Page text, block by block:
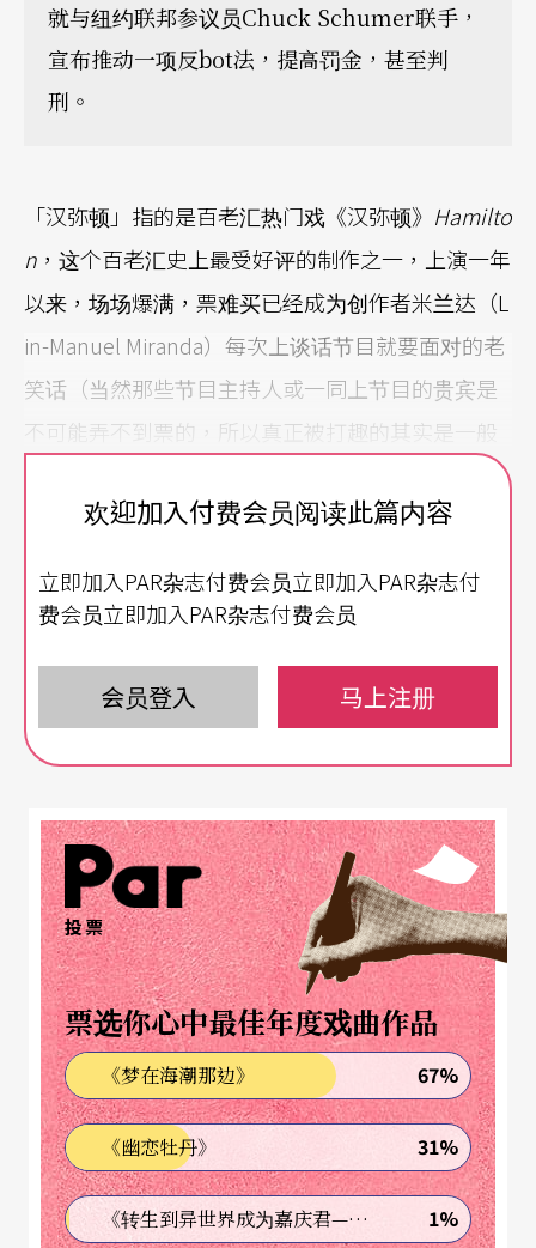
就与纽约联邦参议员Chuck Schumer联手，
宣布推动一项反bot法，提高罚金，甚至判
刑。
「汉弥顿」指的是百老汇热门戏《汉弥顿》 Hamilto
n ，这个百老汇史上最受好评的制作之一，上演一年
以来，场场爆满，票难买已经成为创作者米兰达（L
in-Manuel Miranda）每次上谈话节目就要面对的老
笑话（当然那些节目主持人或一同上节目的贵宾是
不可能弄不到票的，所以真正被打趣的其实是一般
买不到票的原因当然是求过于供，这部戏以嘻哈音
少咸宜的艺术。加上今年的总统大选，让美国人正
视到他们社会里的价值差异已经到了势不两立的程
国人当初建国的理想。没人不想亲身体验这个文化
的zeitgeist（时代精神）表，但试过买票的人莫不感
觉：怎么好像每次票一出售，电话网路都进不去，
但是几乎同时，在网上就有哄抬了好几倍价钱的二
手票？
这是因为很多票都被专业黄牛给买走了。现在的票
大部分都透过网路贩卖，黄牛在瞬间就用所谓的软
体机器人bot来抢购下大批的票。
在网路的世界里人手肯定比不上电脑快，所以真正
欢迎加入付费会员阅读此篇内容
立即加入PAR杂志付费会员立即加入PAR杂志付
费会员立即加入PAR杂志付费会员
会员登入 马上注册
投票
票选你心中最佳年度戏曲作品
《梦在海潮那边》 67%
《幽恋牡丹》 31%
《转生到异世界成为嘉庆君—发现我的祖先是诈骗集团!?》 1%